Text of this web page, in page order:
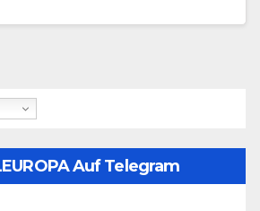
Auf Telegram